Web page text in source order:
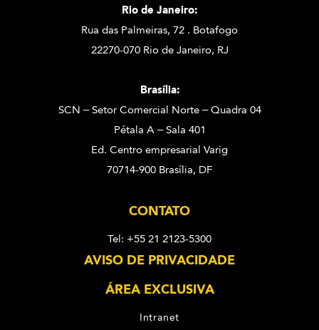
Rio de Janeiro:
Rua das Palmeiras, 72 . Botafogo
22270-070 Rio de Janeiro, RJ
Brasília:
SCN – Setor Comercial Norte – Quadra 04
Pétala A – Sala 401
Ed. Centro empresarial Varig
70714-900 Brasília, DF
CONTATO
Tel: +55 21 2123-5300
AVISO DE PRIVACIDADE
ÁREA EXCLUSIVA
Intranet